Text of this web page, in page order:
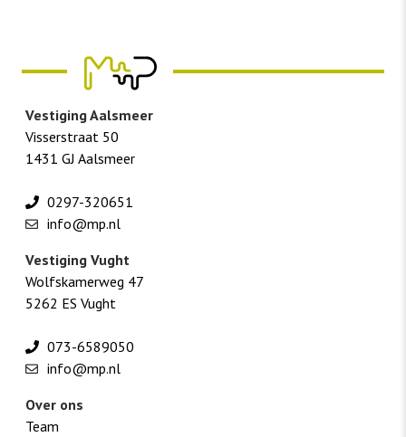
Vestiging Aalsmeer
Visserstraat 50
1431 GJ Aalsmeer
0297-320651
info@mp.nl
Vestiging Vught
Wolfskamerweg 47
5262 ES Vught
073-6589050
info@mp.nl
Over ons
Team